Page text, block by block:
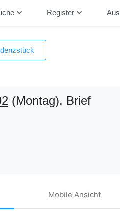
keyboard_arrow_down Registerkeyboard_arrow_down
(Montag), Brief
Mobile Ansicht